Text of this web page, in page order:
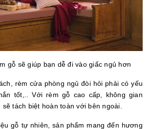
gỗ sẽ giúp bạn dễ đi vào giấc ngủ hơn
rèm cửa phòng ngủ đòi hỏi phải có yếu
tốt,.. Với rèm gỗ cao cấp, không gian
sẽ tách biệt hoàn toàn với bên ngoài.
gỗ tự nhiên, sản phẩm mang đến hương